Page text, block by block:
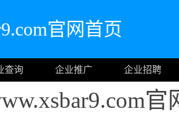
官网首页
查询 企业推广 企业招聘